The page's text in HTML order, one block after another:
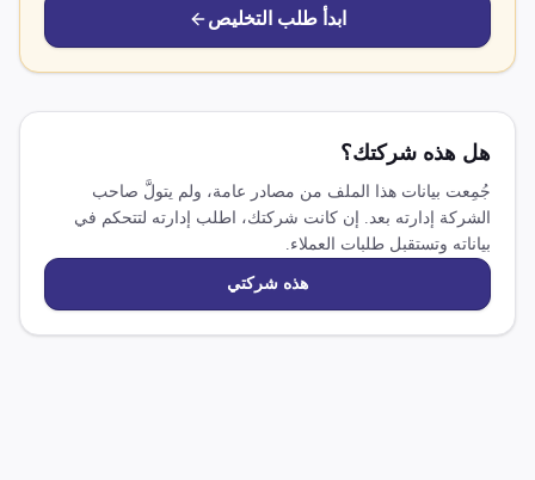
ابدأ طلب التخليص
هل هذه شركتك؟
جُمِعت بيانات هذا الملف من مصادر عامة، ولم يتولَّ صاحب
الشركة إدارته بعد. إن كانت شركتك، اطلب إدارته لتتحكم في
بياناته وتستقبل طلبات العملاء.
هذه شركتي